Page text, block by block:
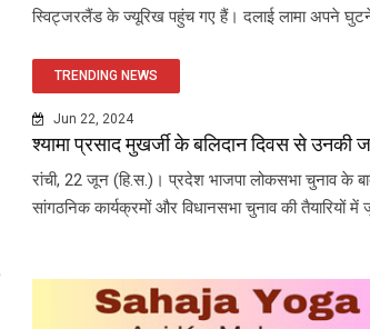
स्विट्जरलैंड के ज्यूरिख पहुंच गए हैं। दलाई लामा अपने
TRENDING NEWS
Jun 22, 2024
श्यामा प्रसाद मुखर्जी के बलिदान दिवस से उनकी
रांची, 22 जून (हि.स.)। प्रदेश भाजपा लोकसभा चुनाव के
सांगठनिक कार्यक्रमों और विधानसभा चुनाव की तैयारियों में